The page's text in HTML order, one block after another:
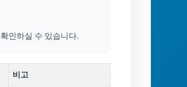
인하실 수 있습니다.
비고